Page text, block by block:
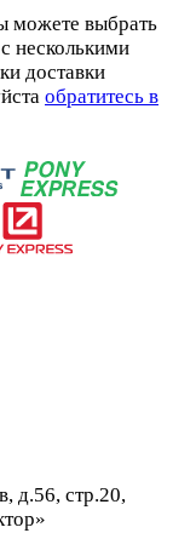
можете выбрать
несколькими
доставки
обратитесь в
д.56, стр.20,